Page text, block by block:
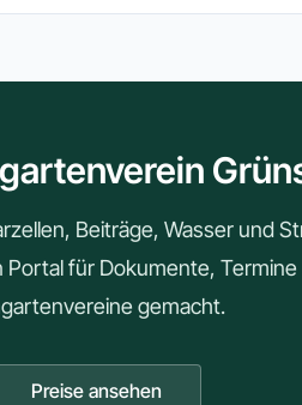
Beiträge, Wasser und
Portal für Dokumente, Termine
gemacht.
Preise ansehen